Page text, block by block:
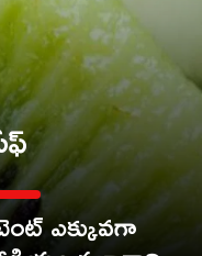
ఎక్కువగా
గుండె సేఫ్